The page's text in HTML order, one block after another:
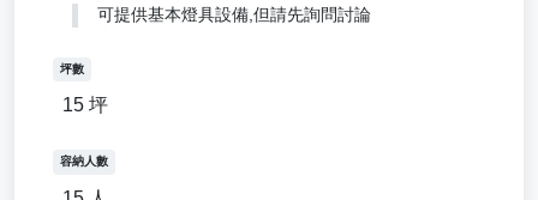
可提供基本燈具設備,但請先詢問討論
坪數
15 坪
容納人數